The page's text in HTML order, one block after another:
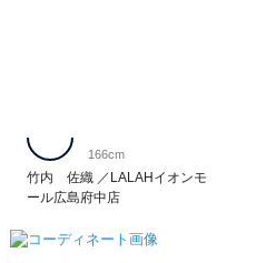
竹内 佐織
LALAHイオンモ
ール広島府中店
166cm